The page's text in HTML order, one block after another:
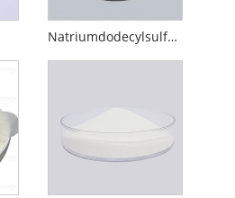
Natriumdodecylsulfaat